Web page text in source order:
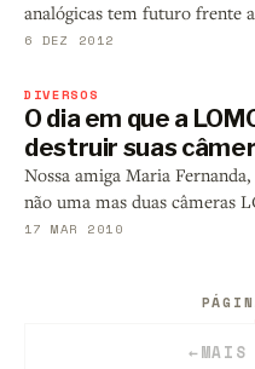
analógicas tem futuro frente
6 DEZ 2012
DIVERSOS
O dia em que a
destruir suas
Nossa amiga Maria
não uma mas duas câmeras
17 MAR 2010
←MAIS